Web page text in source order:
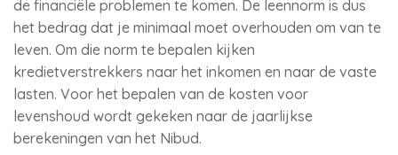
de financiële problemen te komen. De leennorm is dus
het bedrag dat je minimaal moet overhouden om van te
leven. Om die norm te bepalen kijken
kredietverstrekkers naar het inkomen en naar de vaste
lasten. Voor het bepalen van de kosten voor
levenshoud wordt gekeken naar de jaarlijkse
berekeningen van het Nibud.